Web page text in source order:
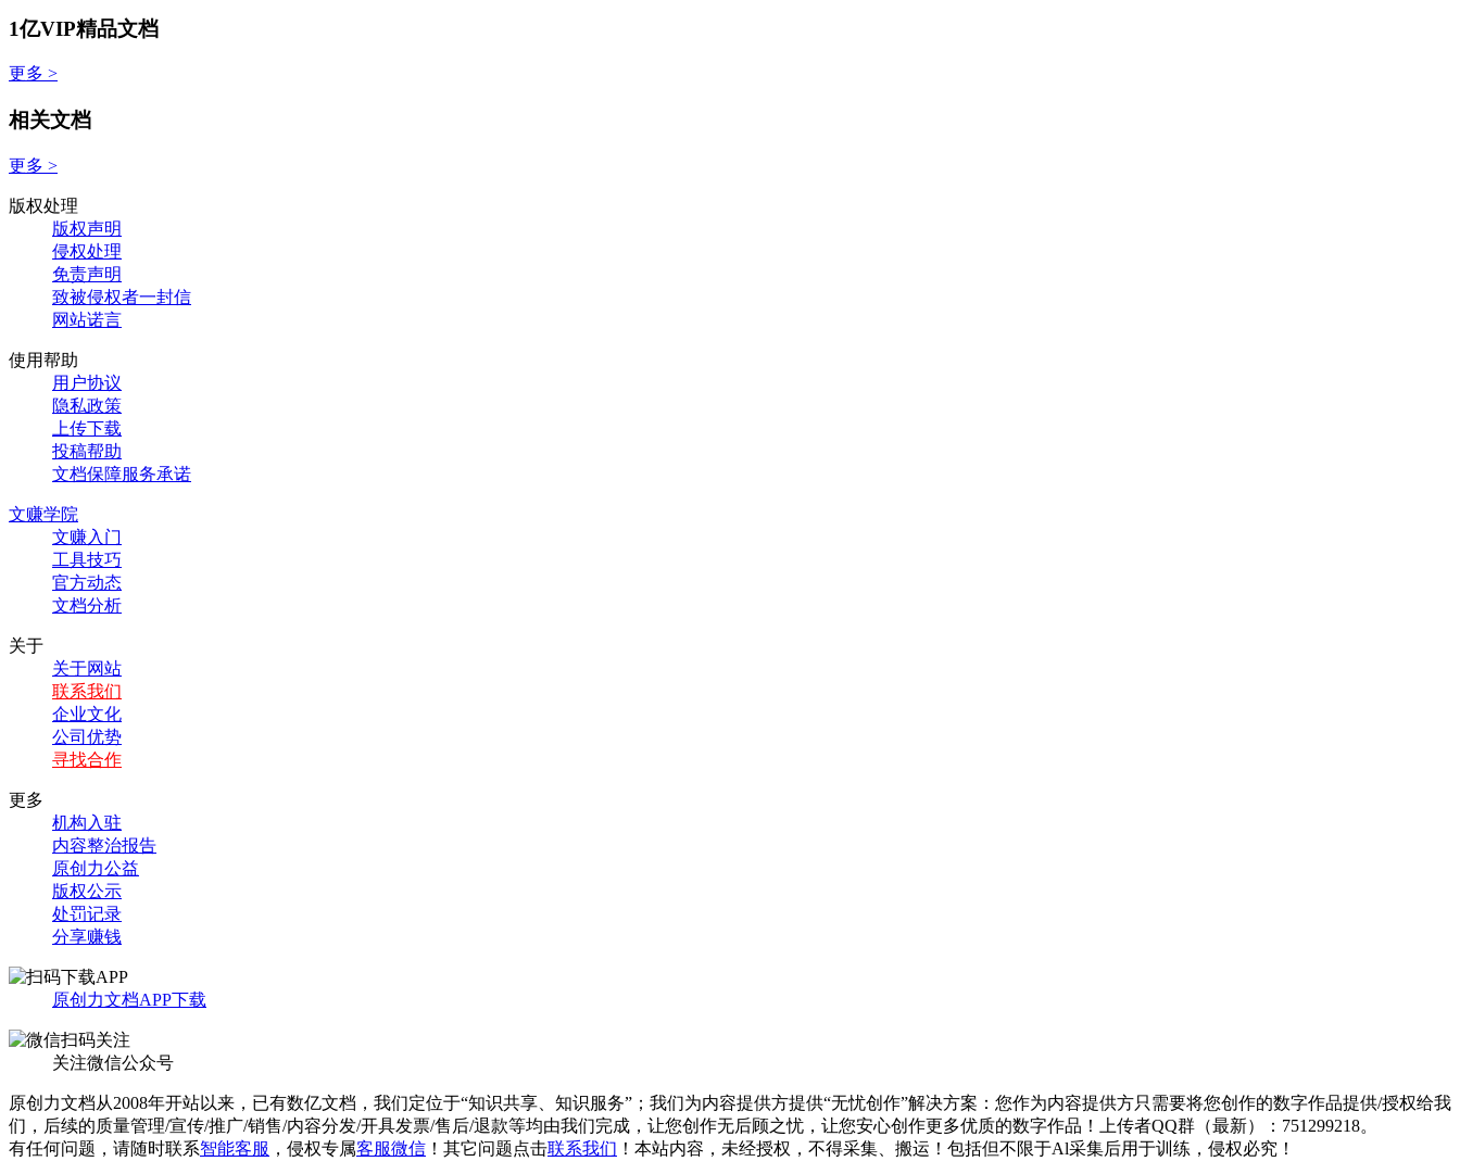
1亿VIP精品文档
更多 >
相关文档
更多 >
版权处理
版权声明
侵权处理
免责声明
致被侵权者一封信
网站诺言
使用帮助
用户协议
隐私政策
上传下载
投稿帮助
文档保障服务承诺
文赚学院
文赚入门
工具技巧
官方动态
文档分析
关于
关于网站
联系我们
企业文化
公司优势
寻找合作
更多
机构入驻
内容整治报告
原创力公益
版权公示
处罚记录
分享赚钱
原创力文档APP下载
关注微信公众号
原创力文档从2008年开站以来，已有数亿文档，我们定位于“知识共享、知识服务”；我们为内容提供方提供“无忧创作”解决方案：您作为内容提供方只需要将您创作的数字作品提供/授权给我
们，后续的质量管理/宣传/推广/销售/内容分发/开具发票/售后/退款等均由我们完成，让您创作无后顾之忧，让您安心创作更多优质的数字作品！上传者QQ群（最新）：751299218。
有任何问题，请随时联系智能客服 ，侵权专属客服微信 ！其它问题点击联系我们 ！本站内容，未经授权，不得采集、搬运！包括但不限于Al采集后用于训练，侵权必究！